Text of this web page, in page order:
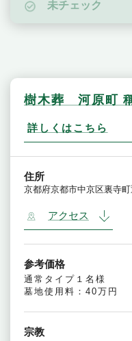
未チェック
樹木葬 河原町
詳しくはこちら
住所
京都府京都市中京区裏寺
アクセス
参考価格
通常タイプ１名様
墓地使用料：40万円
宗教